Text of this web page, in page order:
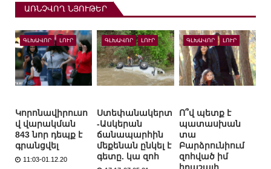
ԱՌՆՉՎՈՂ ՆՅՈՒԹԵՐ
ԳԼԽԱՎՈՐ ԼՈՒՐ
Կորոնավիրուսո
վ վարակման
843 նոր դեպք է
գրանցվել
11:03-01.12.20
ԳԼԽԱՎՈՐ ԼՈՒՐ
Ստեփանակերտ
-Ասկերան
ճանապարհին
մեքենան ընկել է
գետը. կա զոհ
ԳԼԽԱՎՈՐ ԼՈՒՐ
Ո՞վ պետք է
պատասխան
տա
Բարձրունիում
զոհված իմ